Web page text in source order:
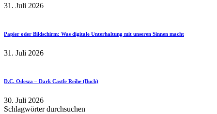
31. Juli 2026
Papier oder Bildschirm: Was digitale Unterhaltung mit unseren Sinnen macht
31. Juli 2026
D.C. Odesza – Dark Castle Reihe (Buch)
30. Juli 2026
Schlagwörter durchsuchen